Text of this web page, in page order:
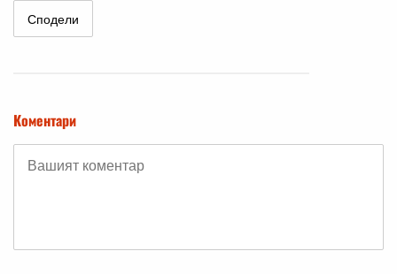
Сподели
Коментари